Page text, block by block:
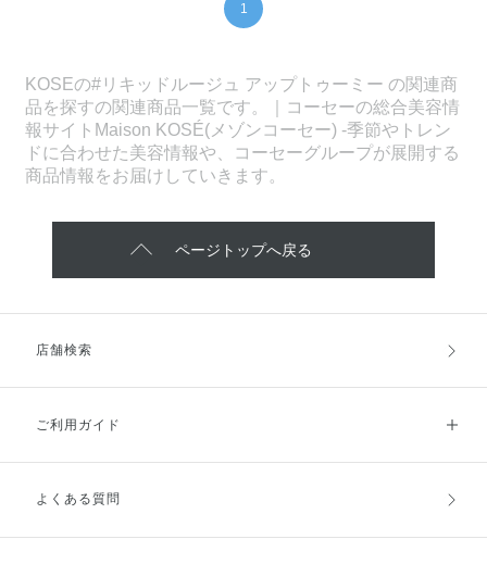
1
KOSEの#リキッドルージュ アップトゥーミー の関連商
品を探すの関連商品一覧です。｜コーセーの総合美容情
報サイトMaison KOSÉ(メゾンコーセー) -季節やトレン
ドに合わせた美容情報や、コーセーグループが展開する
商品情報をお届けしていきます。
ページトップへ戻る
店舗検索
ご利用ガイド
ご利用ガイドトップ
よくある質問